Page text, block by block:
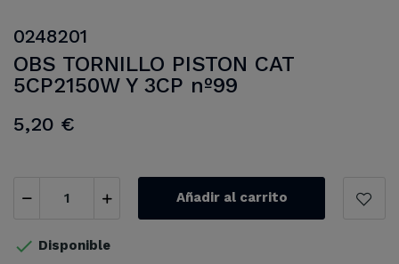
0248201
OBS TORNILLO PISTON CAT
5CP2150W Y 3CP nº99
5,20 €
Añadir al carrito
 Disponible